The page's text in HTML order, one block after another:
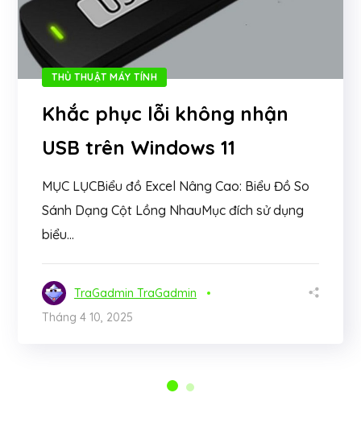
THỦ THUẬT MÁY TÍNH
Khắc phục lỗi không nhận
USB trên Windows 11
MỤC LỤCBiểu đồ Excel Nâng Cao: Biểu Đồ So
Sánh Dạng Cột Lồng NhauMục đích sử dụng
biểu...
TraGadmin TraGadmin
Tháng 4 10, 2025